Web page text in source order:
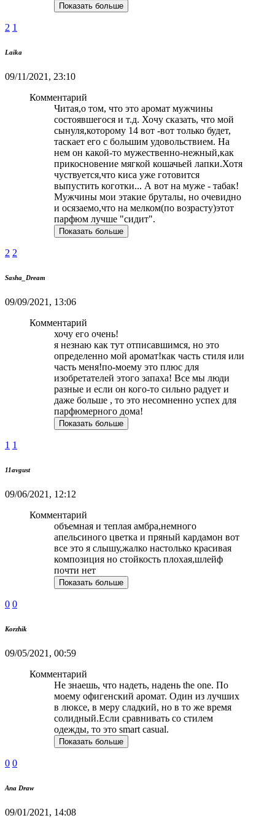
Показать больше
2 1
Laika
09/11/2021, 23:10
Комментарий
Читая,о том, что это аромат мужчины
состоявшегося и т.д. Хочу сказать, что мой
сынуля,которому 14 вот -вот только будет,
таскает его с большим удовольствием. На
нем он какой-то мужественно-нежный,как
прикосновение мягкой кошачьей лапки.Хотя
чуствуется,что киса уже готовится
выпустить коготки... А вот на муже - табак!
Мужчины мои этакие бруталы, но очевидно
и осязаемо,что на мелком(по возрасту)этот
парфюм лучше "сидит".
Показать больше
2 2
Sasha_Dream
09/09/2021, 13:06
Комментарий
хочу его очень!
я незнаю как тут отписавшимся, но это
определенно мой аромат!как часть стиля или
часть меня!по-моему это плюс для
изобретателей этого запаха! Все мы люди
разные и если он кого-то сильно радует и
даже больше , то это несомненно успех для
парфюмерного дома!
Показать больше
1 1
11avgust
09/06/2021, 12:12
Комментарий
объемная и теплая амбра,немного
апельсиного цветка и пряный кардамон вот
все это я слышу,жалко настолько красивая
композиция но стойкость плохая,шлейф
почти нет
Показать больше
0 0
Korzhik
09/05/2021, 00:59
Комментарий
Не знаешь, что надеть, надень the one. По
моему офигенский аромат. Один из лучших
в люксе, в меру сладкий, но в то же время
солидный.Если сравнивать со стилем
одежды, то это smart casual.
Показать больше
0 0
Ana Draw
09/01/2021, 14:08